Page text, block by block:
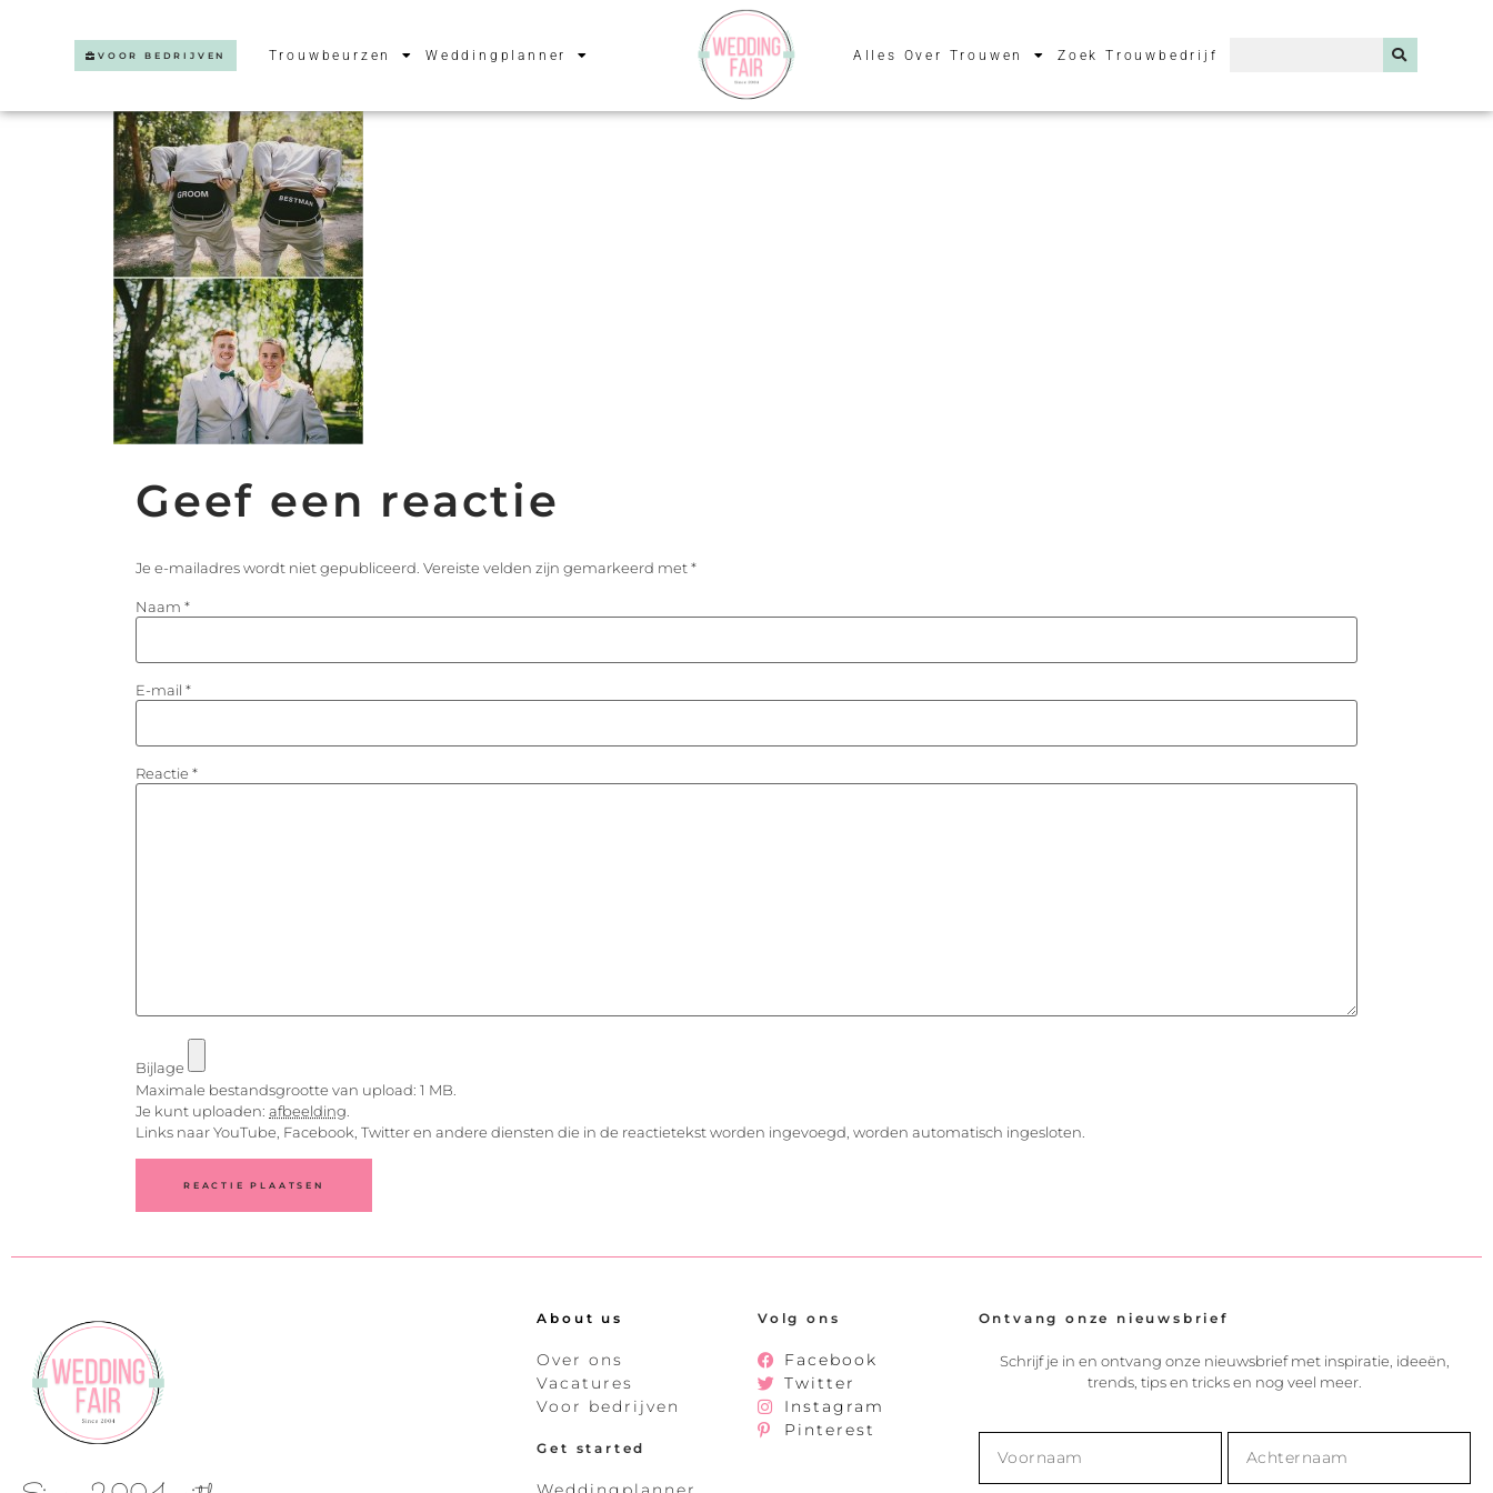
VOOR BEDRIJVEN Trouwbeurzen Weddingplanner Alles Over Trouwen Zoek Trouwbedrijf
Geef een reactie
Je e-mailadres wordt niet gepubliceerd. Vereiste velden zijn gemarkeerd met*
Naam *
E-mail *
Reactie *
Bijlage
Maximale bestandsgrootte van upload: 1 MB.
Je kunt uploaden: afbeelding
Links naar YouTube, Facebook, Twitter en andere diensten die in de reactietekst worden ingevoegd, worden automatisch ingesloten.
About us
Over ons
Vacatures
Voor bedrijven
Get started
Volg ons
Facebook
Twitter
Instagram
Pinterest
Ontvang onze nieuwsbrief
Schrijf je in en ontvang onze nieuwsbrief met inspiratie, ideeën,
trends, tips en tricks en nog veel meer.